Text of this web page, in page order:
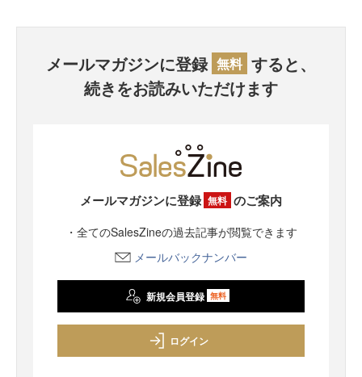
メールマガジンに登録 無料 すると、
続きをお読みいただけます
メールマガジンに登録 無料 のご案内
・全てのSalesZineの過去記事が閲覧できます
メールバックナンバー
新規会員登録 無料
ログイン